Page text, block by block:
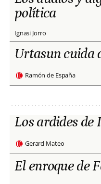
política
Ignasi Jorro
Urtasun cuida
Ramón de España
Los ardides de
Gerard Mateo
El enroque de